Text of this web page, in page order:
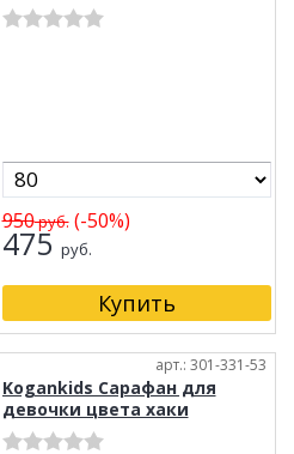
950руб.(-50%)
475 руб.
арт.: 301-331-53
Kogankids Сарафан для
девочки цвета хаки